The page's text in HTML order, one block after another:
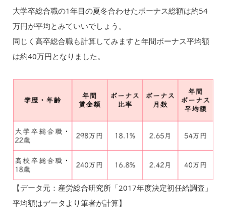
大学卒総合職の1年目の夏冬合わせたボーナス総額は約54
万円が平均とみていいでしょう。
同じく高卒総合職も計算してみますと年間ボーナス平均額
は約40万円となりました。
【データ元：産労総合研究所「2017年度決定初任給調査」
平均額はデータより筆者が計算】